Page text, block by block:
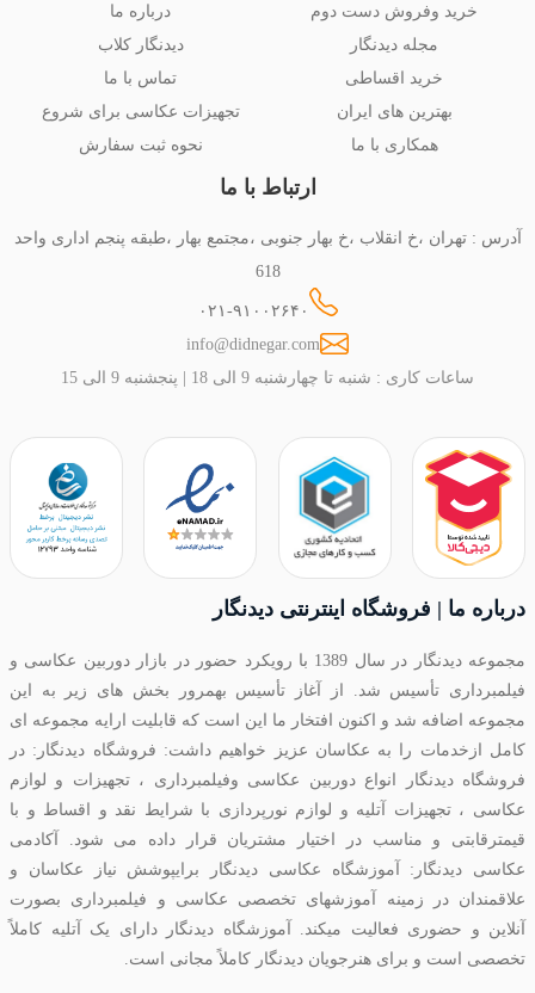
خرید وفروش دست دوم
مجله دیدنگار
خرید اقساطی
بهترین های ایران
همکاری با ما
درباره ما
دیدنگار کلاب
تماس با ما
تجهیزات عکاسی برای شروع
نحوه ثبت سفارش
ارتباط با ما
آدرس : تهران ،خ انقلاب ،خ بهار جنوبی ،مجتمع بهار ،طبقه پنجم اداری واحد
618
۰۲۱-۹۱۰۰۲۶۴۰
info@didnegar.com
ساعات کاری : شنبه تا چهارشنبه 9 الی 18 | پنجشنبه 9 الی 15
درباره ما | فروشگاه اینترنتی دیدنگار
مجموعه دیدنگار در سال 1389 با رویکرد حضور در بازار دوربین عکاسی و
فیلمبرداری تأسیس شد. از آغاز تأسیس بهمرور بخش های زیر به این
مجموعه اضافه شد و اکنون افتخار ما این است که قابلیت ارایه مجموعه ای
کامل ازخدمات را به عکاسان عزیز خواهیم داشت: فروشگاه دیدنگار: در
فروشگاه دیدنگار انواع دوربین عکاسی وفیلمبرداری ، تجهیزات و لوازم
عکاسی ، تجهیزات آتلیه و لوازم نورپردازی با شرایط نقد و اقساط و با
قیمترقابتی و مناسب در اختیار مشتریان قرار داده می شود. آکادمی
عکاسی دیدنگار: آموزشگاه عکاسی دیدنگار برایپوشش نیاز عکاسان و
علاقمندان در زمینه آموزشهای تخصصی عکاسی و فیلمبرداری بصورت
آنلاین و حضوری فعالیت میکند. آموزشگاه دیدنگار دارای یک آتلیه کاملاً
تخصصی است و برای هنرجویان دیدنگار کاملاً مجانی است.